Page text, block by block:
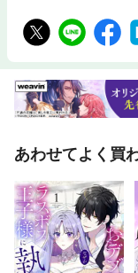
あわせてよく買